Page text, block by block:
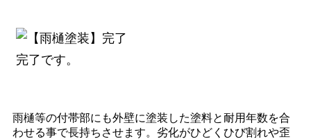
完了です。
雨樋等の付帯部にも外壁に塗装した塗料と耐用年数を合
わせる事で長持ちさせます。劣化がひどくひび割れや歪